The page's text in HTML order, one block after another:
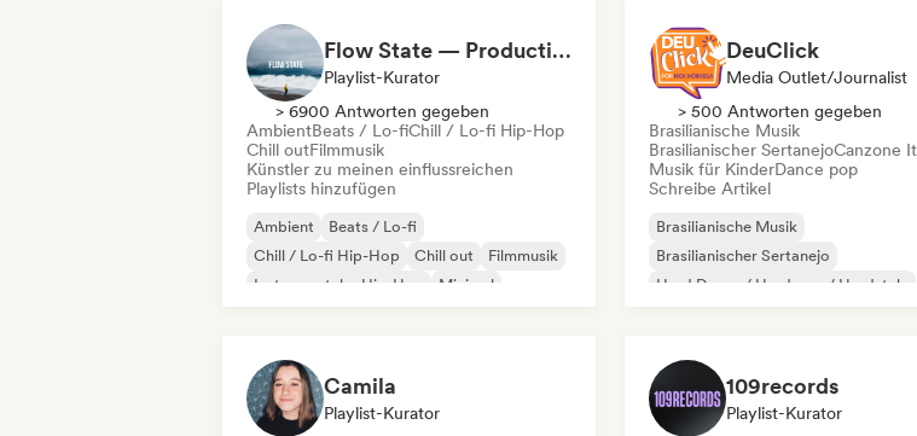
Flow State — Productivity and Work Music
Playlist-Kurator
> 6900 Antworten gegeben
AmbientBeats / Lo-fiChill / Lo-fi Hip-Hop
Chill outFilmmusik
Künstler zu meinen einflussreichen
Playlists hinzufügen
Ambient
Beats / Lo-fi
Chill / Lo-fi Hip-Hop
Chill out
Filmmusik
Instrumentaler Hip-Hop
Minimal
DeuClick
Media Outlet/Journalist
> 500 Antworten gegeben
Brasilianische Musik
Brasilianischer SertanejoCanzone
Musik für KinderDance pop
Schreibe Artikel
Brasilianische Musik
Brasilianischer Sertanejo
Hard Dance / Hardcore / Hardstyle
Camila
Playlist-Kurator
109records
Playlist-Kurator